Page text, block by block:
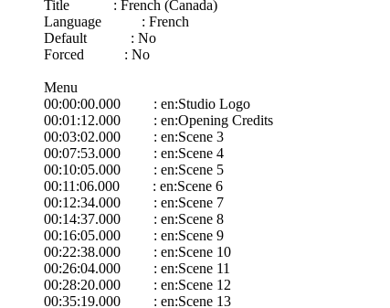
Title : French (Canada)
Language : French
Default : No
Forced : No
Menu
00:00:00.000 : en:Studio Logo
00:01:12.000 : en:Opening Credits
00:03:02.000 : en:Scene 3
00:07:53.000 : en:Scene 4
00:10:05.000 : en:Scene 5
00:11:06.000 : en:Scene 6
00:12:34.000 : en:Scene 7
00:14:37.000 : en:Scene 8
00:16:05.000 : en:Scene 9
00:22:38.000 : en:Scene 10
00:26:04.000 : en:Scene 11
00:28:20.000 : en:Scene 12
00:35:19.000 : en:Scene 13